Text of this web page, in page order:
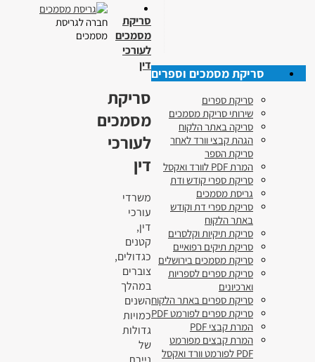
סריקת
מסמכים
לעורכי
דין
סריקת
מסמכים
לעורכי
דין
משרדי
עורכי
דין,
קטנים
כגדולים,
צוברים
במהלך
השנים
כמויות
גדולות
של
חברה לגריסת
מסמכים
סריקת מסמכים וספרים
סריקת ספרים
שירותי סריקת מסמכים
סריקה באתר הלקוח
הגהת קבצי וורד לאחר
סריקת הספר
המרת PDF לוורד ואקסל
סריקת ספרי קודש ודת
גריסת מסמכים
סריקת ספרי דת וקודש
באתר הלקוח
סריקת תיקיות וקלסרים
סריקת תיקים רפואיים
סריקת מסמכים בירושלים
סריקת ספרים לספריות
וארכיונים
סריקת ספרים באתר הלקוח
סריקת ספרים לפורמט PDF
המרת קבצי PDF
המרת קבצים מפורמט
PDF לפורמט וורד ואקסל